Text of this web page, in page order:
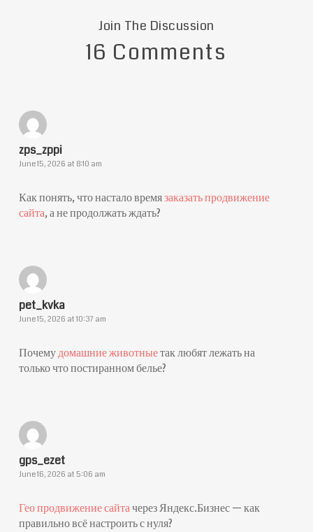
Join The Discussion
16 Comments
zps_zppi
June 15, 2026 at 8:10 am
Как понять, что настало времязаказать продвижение
сайта, а не продолжать ждать?
pet_kvka
June 15, 2026 at 10:37 am
Почемудомашние животныетак любят лежать на
только что постиранном белье?
gps_ezet
June 16, 2026 at 5:06 am
Гео продвижение сайтачерез Яндекс.Бизнес — как
правильно всё настроить с нуля?